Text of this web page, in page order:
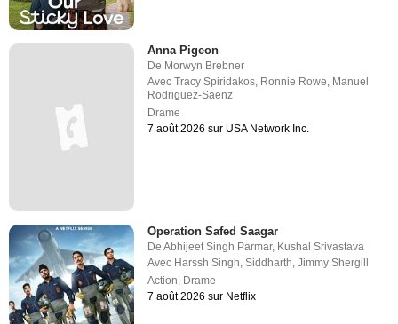
Anna Pigeon
De Morwyn Brebner
AvecTracy Spiridakos, Ronnie Rowe, Manuel
Rodriguez-Saenz
Drame
7 août 2026 sur USA Network Inc.
Operation Safed Saagar
DeAbhijeet Singh Parmar, Kushal Srivastava
Avec Harssh Singh ,Siddharth ,Jimmy Shergill
Action Drame
7 août 2026 sur Netflix